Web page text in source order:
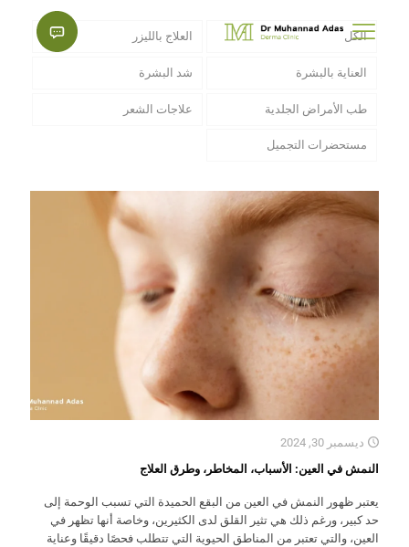
الكل العلاج بالليزر
العناية بالبشرة شد البشرة
طب الأمراض الجلدية علاجات الشعر
مستحضرات التجميل
ديسمبر 30, 2024
النمش في العين: الأسباب، المخاطر، وطرق العلاج
يعتبر ظهور النمش في العين من البقع الحميدة التي تسبب الوحمة إلى
حد كبير، ورغم ذلك هي تثير القلق لدى الكثيرين، وخاصة أنها تظهر في
العين، والتي تعتبر من المناطق الحيوية التي تتطلب فحصًا دقيقًا وعناية